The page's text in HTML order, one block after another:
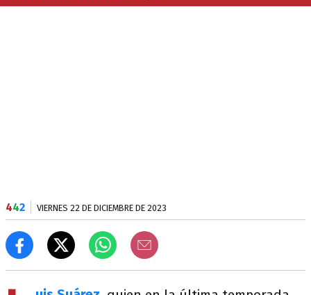
442 VIERNES 22 DE DICIEMBRE DE 2023